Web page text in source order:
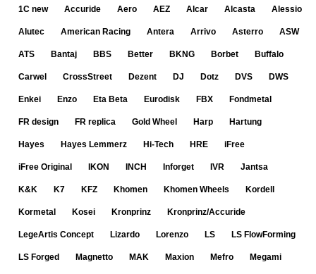
1C new Accuride Aero AEZ Alcar Alcasta Alessio
Alutec American Racing Antera Arrivo Asterro ASW
ATS Bantaj BBS Better BKNG Borbet Buffalo
Carwel CrossStreet Dezent DJ Dotz DVS DWS
Enkei Enzo Eta Beta Eurodisk FBX Fondmetal
FR design FR replica Gold Wheel Harp Hartung
Hayes Hayes Lemmerz Hi-Tech HRE iFree
iFree Original IKON INCH Inforget IVR Jantsa
K&K K7 KFZ Khomen Khomen Wheels Kordell
Kormetal Kosei Kronprinz Kronprinz/Accuride
LegeArtis Concept Lizardo Lorenzo LS LS FlowForming
LS Forged Magnetto MAK Maxion Mefro Megami